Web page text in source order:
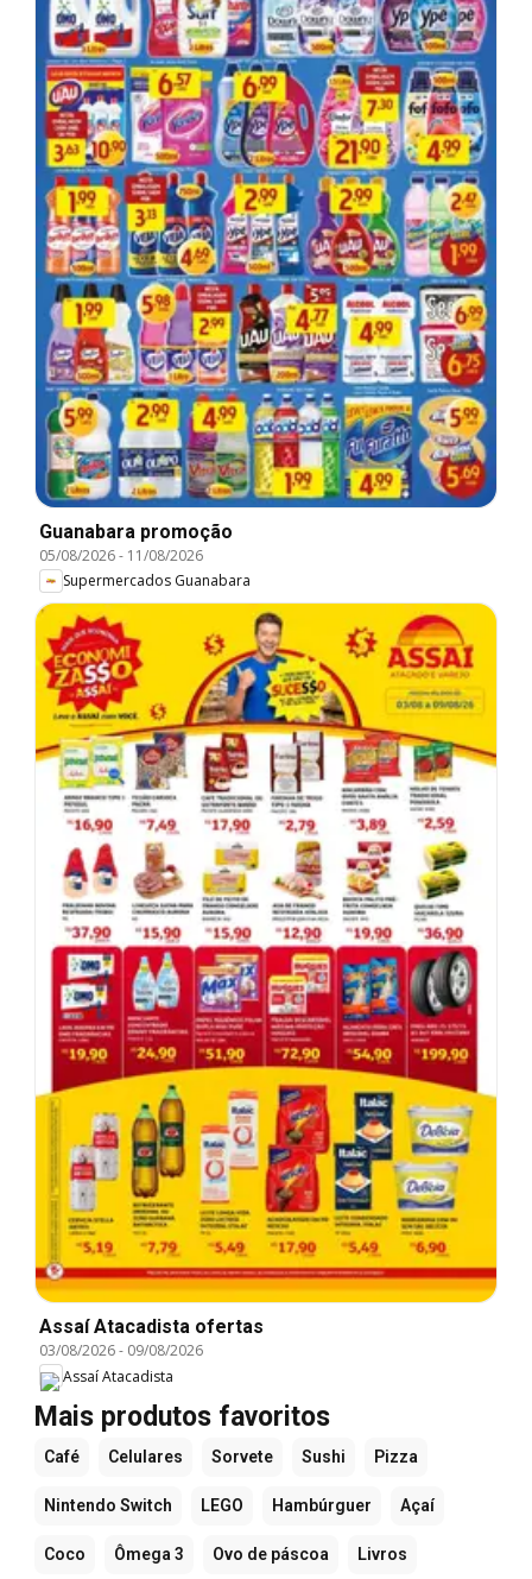
Guanabara promoção
05/08/2026- 11/08/2026
Supermercados Guanabara
Assaí Atacadista ofertas
03/08/2026- 09/08/2026
Assaí Atacadista
Mais produtos favoritos
Café Celulares Sorvete Sushi Pizza
Nintendo Switch LEGO Hambúrguer Açaí
Coco Ômega 3 Ovo de páscoa Livros